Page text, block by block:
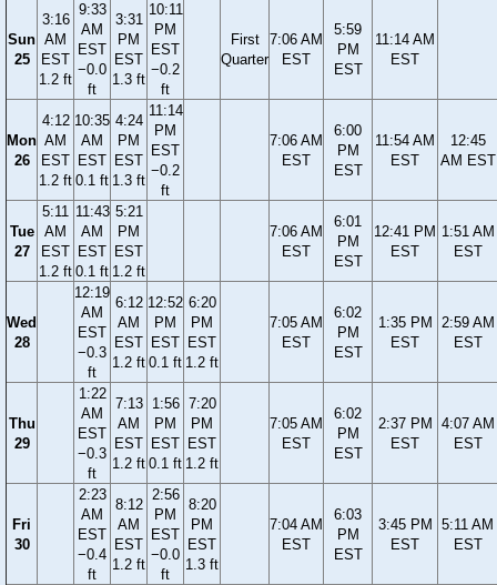
Sun
25
3:16
AM
EST
1.2 ft
9:33
AM
EST
−0.0
ft
3:31
PM
EST
1.3 ft
10:11
PM
EST
−0.2
ft
First
Quarter
7:06 AM
EST
5:59
PM
EST
11:14 AM
EST
Mon
26
4:12
AM
EST
1.2 ft
10:35
AM
EST
0.1 ft
4:24
PM
EST
1.3 ft
11:14
PM
EST
−0.2
ft
7:06 AM
EST
6:00
PM
EST
11:54 AM
EST
12:45
AM EST
Tue
27
5:11
AM
EST
1.2 ft
11:43
AM
EST
0.1 ft
5:21
PM
EST
1.2 ft
7:06 AM
EST
6:01
PM
EST
12:41 PM
EST
1:51 AM
EST
Wed
28
12:19
AM
EST
−0.3
ft
6:12
AM
EST
1.2 ft
12:52
PM
EST
0.1 ft
6:20
PM
EST
1.2 ft
7:05 AM
EST
6:02
PM
EST
1:35 PM
EST
2:59 AM
EST
Thu
29
1:22
AM
EST
−0.3
ft
7:13
AM
EST
1.2 ft
1:56
PM
EST
0.1 ft
7:20
PM
EST
1.2 ft
7:05 AM
EST
6:02
PM
EST
2:37 PM
EST
4:07 AM
EST
Fri
30
2:23
AM
EST
−0.4
ft
8:12
AM
EST
1.2 ft
2:56
PM
EST
−0.0
ft
8:20
PM
EST
1.3 ft
7:04 AM
EST
6:03
PM
EST
3:45 PM
EST
5:11 AM
EST